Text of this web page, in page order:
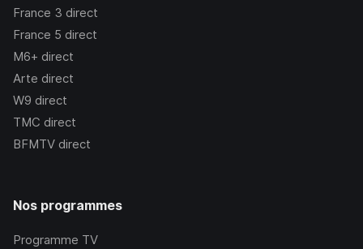
France 3 direct
France 5 direct
M6+ direct
Arte direct
W9 direct
TMC direct
BFMTV direct
Nos programmes
Programme TV